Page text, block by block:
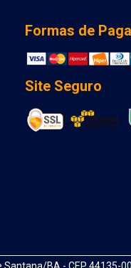
Formas de
Site Seguro